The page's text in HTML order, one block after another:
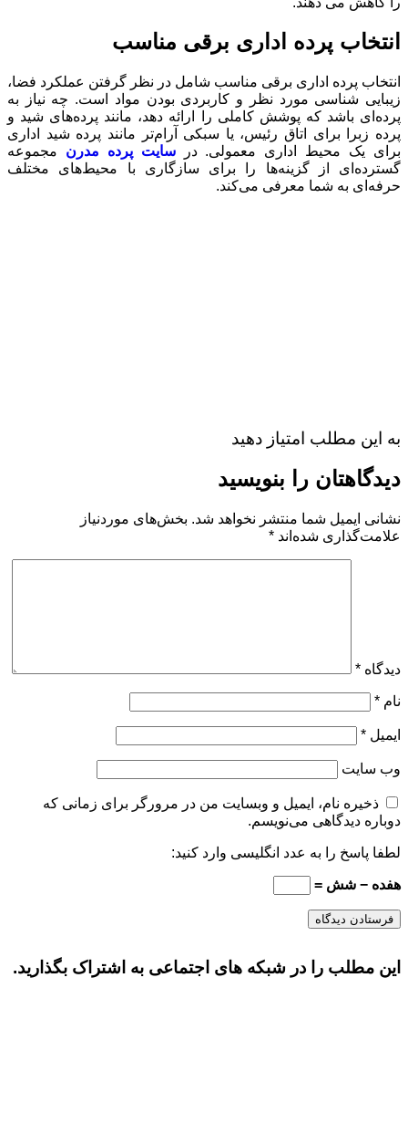
انتخاب پرده اداری برقی مناسب
انتخاب پرده اداری برقی مناسب شامل در نظر گرفتن عملکرد فضا،
زیبایی شناسی مورد نظر و کاربردی بودن مواد است. چه نیاز به
پرده‌ای باشد که پوشش کاملی را ارائه دهد، مانند پرده‌های شید و
پرده زبرا برای اتاق رئیس، یا سبکی آرام‌تر مانند پرده‌ شید اداری
برای یک محیط اداری معمولی. در
سایت پرده مدرن
مجموعه
گسترده‌ای از گزینه‌ها را برای سازگاری با محیط‌های مختلف
حرفه‌ای به شما معرفی می‌کند.
به این مطلب امتیاز دهید
دیدگاهتان را بنویسید
نشانی ایمیل شما منتشر نخواهد شد. بخش‌های موردنیاز
علامت‌گذاری شده‌اند *
دیدگاه *
نام *
ایمیل *
وب‌ سایت
ذخیره نام، ایمیل و وبسایت من در مرورگر برای زمانی که
دوباره دیدگاهی می‌نویسم.
لطفا پاسخ را به عدد انگلیسی وارد کنید:
هفده − شش =
این مطلب را در شبکه های اجتماعی به اشتراک بگذارید.